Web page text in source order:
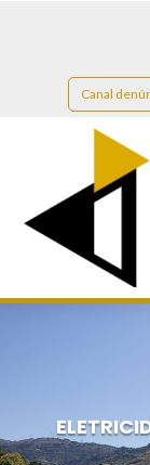
Canal